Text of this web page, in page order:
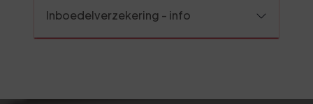
Inboedelverzekering - info